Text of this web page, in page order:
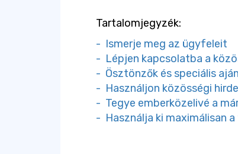
Tartalomjegyzék:
- Ismerje meg az ügyfeleit
- Lépjen kapcsolatba a
- Ösztönzők és speciális
- Használjon közösségi
- Tegye emberközelivé a
- Használja ki maximálisan